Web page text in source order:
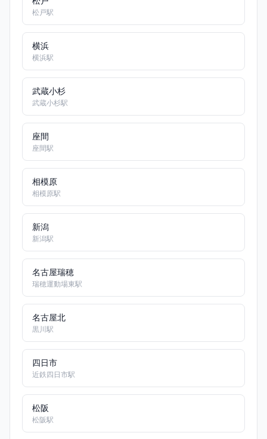
松戸駅
横浜
横浜駅
武蔵小杉
武蔵小杉駅
座間
座間駅
相模原
相模原駅
新潟
新潟駅
名古屋瑞穂
瑞穂運動場東駅
名古屋北
黒川駅
四日市
近鉄四日市駅
松阪
松阪駅